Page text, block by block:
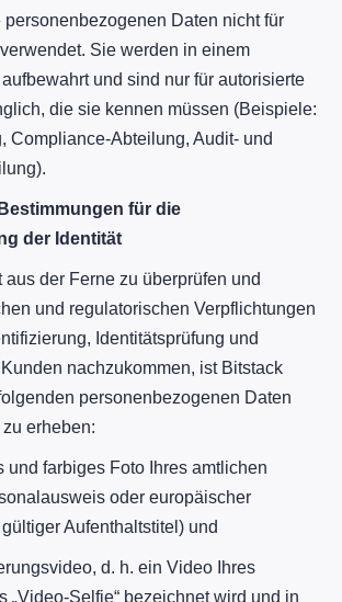
personenbezogenen Daten nicht für
Sie werden in einem
und sind nur für autorisierte
die sie kennen müssen (Beispiele:
Compliance-Abteilung, Audit- und
für die
der Identität
aus der Ferne zu überprüfen und
und regulatorischen Verpflichtungen
Identitätsprüfung und
nachzukommen, ist Bitstack
personenbezogenen Daten
erheben:
und farbiges Foto Ihres amtlichen
oder europäischer
Aufenthaltstitel) und
d. h. ein Video Ihres
„Video-Selfie“ bezeichnet wird und in